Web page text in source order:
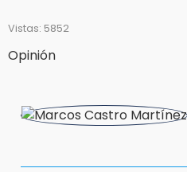
Vistas: 5852
Opinión